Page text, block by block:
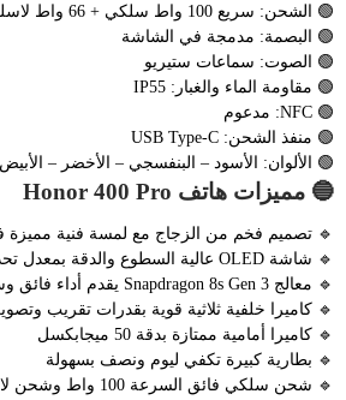
🟢 الشحن: سريع 100 واط سلكي + 66 واط لاسلكي
🟢 البصمة: مدمجة في الشاشة
🟢 الصوت: سماعات ستيريو
🟢 مقاومة الماء والغبار: IP55
🟢 NFC: مدعوم
🟢 منفذ الشحن: USB Type-C
🟢 الألوان: الأسود – البنفسجي – الأخضر – الأبيض
🔵 مميزات هاتف Honor 400 Pro
🔹 تصميم فخم من الزجاج مع لمسة فنية مميزة
🔹 شاشة OLED عالية السطوع والدقة بمعدل تحديث 120Hz
🔹 معالج Snapdragon 8s Gen 3 يقدم أداء فائق وسلس
🔹 كاميرا خلفية ثلاثية قوية بقدرات تقريب
🔹 كاميرا أمامية ممتازة بدقة 50 ميجابكسل
🔹 بطارية كبيرة تكفي ليوم ونصف بسهولة
🔹 شحن سلكي فائق السرعة 100 واط وشحن لاسلكي سريع